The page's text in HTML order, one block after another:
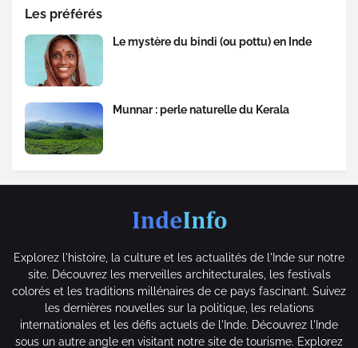
Les préférés
Le mystère du bindi (ou pottu) en Inde
Munnar : perle naturelle du Kerala
Explorez l'histoire, la culture et les actualités de l'Inde sur notre
site. Découvrez les merveilles architecturales, les festivals
colorés et les traditions millénaires de ce pays fascinant. Suivez
les dernières nouvelles sur la politique, les relations
internationales et les défis actuels de l'Inde. Découvrez l'Inde
sous un autre angle en visitant notre site de tourisme. Explorez